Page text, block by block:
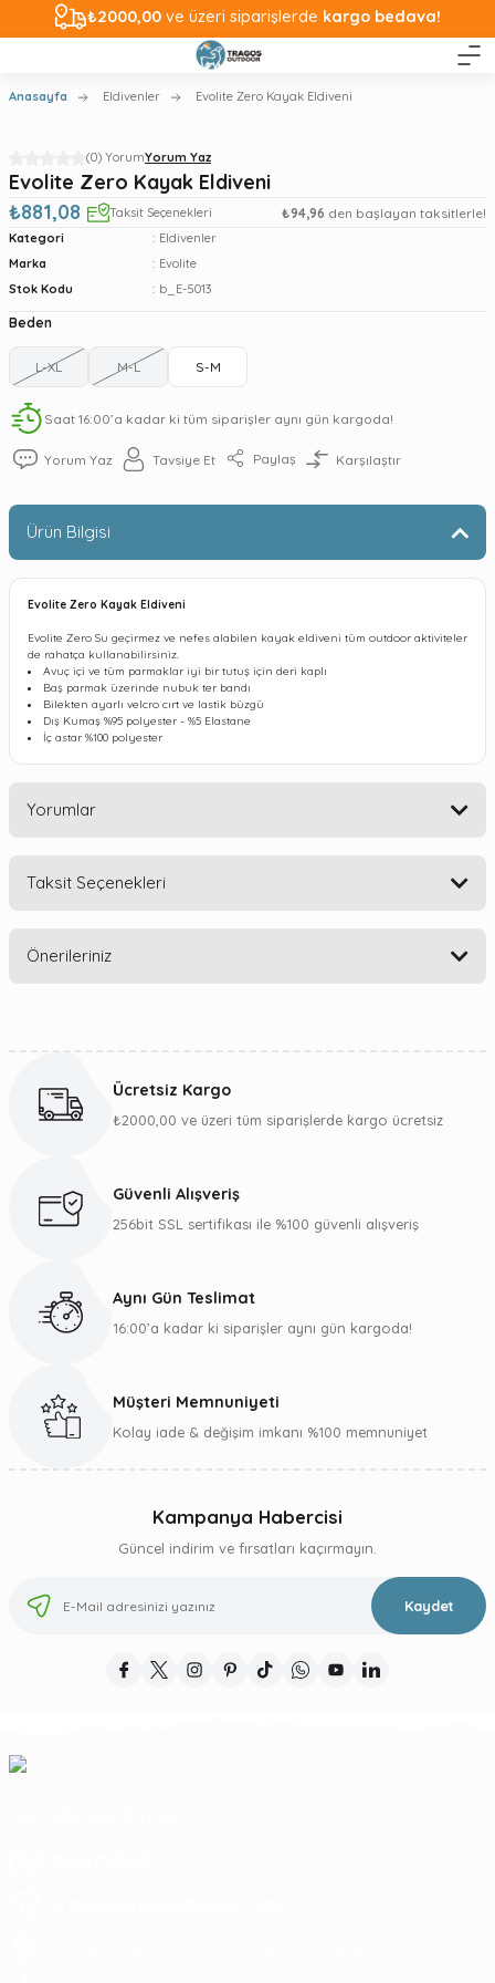
₺2000,00 ve üzeri siparişlerde kargo bedava!
Anasayfa Eldivenler Evolite Zero Kayak Eldiveni
(0) YorumYorum Yaz
Evolite Zero Kayak Eldiveni
₺881,08
Taksit Seçenekleri ₺94,96 den başlayan taksitlerle!
Kategori
Eldivenler
Marka
Evolite
Stok Kodu
b_E-5013
Beden
L-XL M-L S-M
Saat 16:00’a kadar ki tüm siparişler aynı gün kargoda!
Yorum Yaz Tavsiye Et Paylaş Karşılaştır
Ürün Bilgisi
Evolite Zero Kayak Eldiveni
Evolite Zero Su geçirmez ve nefes alabilen kayak eldiveni tüm outdoor aktiviteler
de rahatça kullanabilirsiniz.
Avuç içi ve tüm parmaklar iyi bir tutuş için deri kaplı
Baş parmak üzerinde nubuk ter bandı
Bilekten ayarlı velcro cırt ve lastik büzgü
Dış Kumaş %95 polyester - %5 Elastane
İç astar %100 polyester
Yorumlar
Taksit Seçenekleri
Önerileriniz
Görüş ve önerileriniz için teşekkür ederiz.
Ürün bilgilerinde hatalar bulunuyor.
Gönder
Ücretsiz Kargo
₺2000,00 ve üzeri tüm siparişlerde kargo ücretsiz
Güvenli Alışveriş
256bit SSL sertifikası ile %100 güvenli alışveriş
Aynı Gün Teslimat
16:00’a kadar ki siparişler aynı gün kargoda!
Müşteri Memnuniyeti
Kolay iade & değişim imkanı %100 memnuniyet
Kampanya Habercisi
Güncel indirim ve fırsatları kaçırmayın.
Kaydet